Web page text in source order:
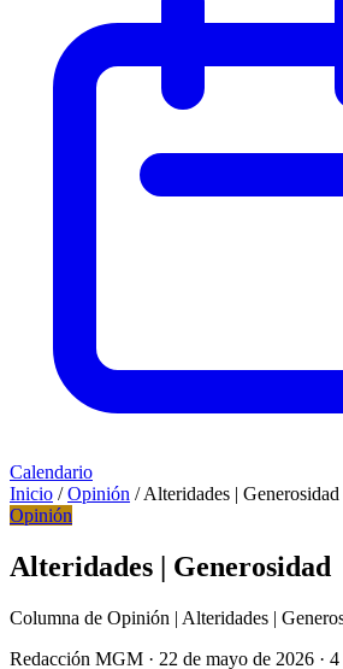
Calendario
Inicio / Opinión / Alteridades | Generosidad
Opinión
Alteridades | Generosidad
Columna de Opinión | Alteridades |
Redacción MGM · 22 de mayo de 2026 · 4